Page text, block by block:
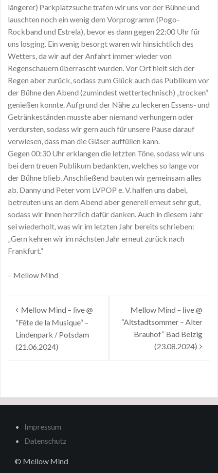
längerer) Parkplatzsuche trafen wir uns vor der Bühne und
lauschten noch ein wenig dem Vorprogramm (Pogo-
Rockband und Estrela), bevor es dann gegen 22:00 Uhr für
uns losging. Ein wenig besorgt waren wir hinsichtlich des
Wetters, da wir auf der Anfahrt immer wieder von
Regenschauern überrascht wurden. Vor Ort hielt sich der
Regen aber zurück, sodass zum Glück auch das Publikum vor
der Bühne den Abend (zumindest wettertechnisch) „trocken“
genießen konnte. Aufgrund der Nähe zu leckeren Essens- und
Getränkeständen musste aber niemand verhungern oder
verdursten, sodass wir gern auch für unsere Pause darauf
verwiesen, dass man die Gläser auffüllen kann.
Gegen 00:30 Uhr erklangen die letzten Töne, sodass wir uns
bei dem treuen Publikum bedankten, welches so lange vor
der Bühne blieb. Anschließend bauten wir gemeinsam alles
ab. Danny und Peter vom LVPOP e. V. halfen uns dabei,
betreuten uns an dem Abend aber generell erneut sehr gut,
sodass wir ihnen herzlich dafür danken. Auch in diesem Jahr
sei wiederholt, was wir im letzten Jahr bereits schrieben:
„Gern kehren wir im nächsten Jahr erneut zurück nach
Frankfurt.“
– Mellow Mind
Beitragsnavigation
Mellow Mind – live @
“Fête de la Musique“ –
Lindenpark / Potsdam
(21.06.2024)
Mellow Mind – live @
“Altstadtsommer – Alter
Brauhof” Bad Belzig
(23.08.2024)
Impressum
Datenschutz
© Mellow Mind